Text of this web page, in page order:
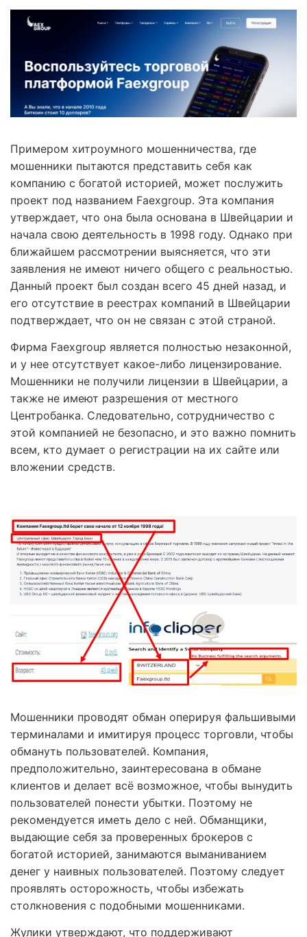
Примером хитроумного мошенничества, где
мошенники пытаются представить себя как
компанию с богатой историей, может послужить
проект под названием Faexgroup. Эта компания
утверждает, что она была основана в Швейцарии и
начала свою деятельность в 1998 году. Однако при
ближайшем рассмотрении выясняется, что эти
заявления не имеют ничего общего с реальностью.
Данный проект был создан всего 45 дней назад, и
его отсутствие в реестрах компаний в Швейцарии
подтверждает, что он не связан с этой страной.
Фирма Faexgroup является полностью незаконной,
и у нее отсутствует какое-либо лицензирование.
Мошенники не получили лицензии в Швейцарии, а
также не имеют разрешения от местного
Центробанка. Следовательно, сотрудничество с
этой компанией не безопасно, и это важно помнить
всем, кто думает о регистрации на их сайте или
вложении средств.
Мошенники проводят обман оперируя фальшивыми
терминалами и имитируя процесс торговли, чтобы
обмануть пользователей. Компания,
предположительно, заинтересована в обмане
клиентов и делает всё возможное, чтобы вынудить
пользователей понести убытки. Поэтому не
рекомендуется иметь дело с ней. Обманщики,
выдающие себя за проверенных брокеров с
богатой историей, занимаются выманиванием
денег у наивных пользователей. Поэтому следует
проявлять осторожность, чтобы избежать
столкновения с подобными мошенниками.
Жулики утверждают, что поддерживают